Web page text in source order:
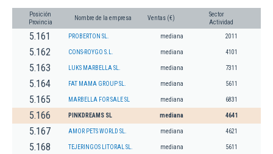
Posición
Provincia
Nombre de la empresa Ventas (€)
Sector
Actividad
5.161 PROBERTON SL. mediana 2011
5.162 CONS-ROYGO S.L. mediana 4101
5.163 LUKS MARBELLA SL. mediana 7311
5.164 FAT MAMA GROUP SL. mediana 5611
5.165 MARBELLA FOR SALE SL mediana 6831
5.166 PINKDREAMS SL mediana 4641
5.167 AMOR PETS WORLD SL. mediana 4621
5.168 TEJERINGOS LITORAL SL. mediana 5611